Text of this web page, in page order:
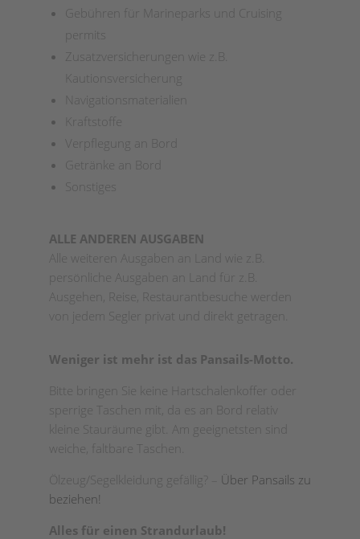
Gebühren für Marineparks und Cruising
permits
Zusatzversicherungen wie z.B.
Kautionsversicherung
Navigationsmaterialien
Kraftstoffe
Verpflegung an Bord
Getränke an Bord
Sonstiges
ALLE ANDEREN AUSGABEN
Alle weiteren Ausgaben an Land wie z.B.
persönliche Ausgaben an Land für z.B.
Ausgehen, Reise, Restaurantbesuche werden
von jedem Segler privat und direkt getragen.
Weniger ist mehr ist das Pansails-Motto.
Bitte bringen Sie keine Hartschalenkoffer oder
sperrige Taschen mit, da es an Bord relativ
kleine Stauräume gibt. Am geeignetsten sind
weiche, faltbare Taschen.
Ölzeug/Segelkleidung gefällig? – Über Pansails zu
beziehen!
Alles für einen Strandurlaub!